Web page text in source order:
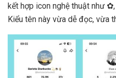
kết hợp icon nghệ thuật như
Kiểu tên này vừa dễ đọc, vừa